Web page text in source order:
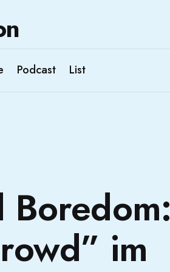
Podcast
List
Boredom:
im